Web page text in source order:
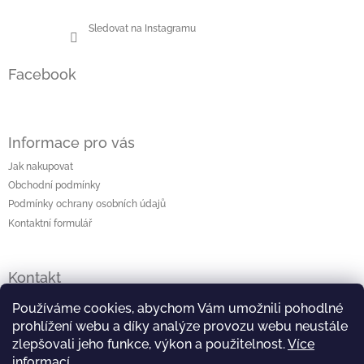
Používáme cookies, abychom Vám umožnili pohodlné
prohlížení webu a díky analýze provozu webu neustále
zlepšovali jeho funkce, výkon a použitelnost.Více
Sledovat na Instagramu
Facebook
Informace pro vás
Jak nakupovat
Obchodní podmínky
Podmínky ochrany osobních údajů
Kontaktní formulář
Kontakt
lenka@originalniporcelan.cz
+420 724 872 504